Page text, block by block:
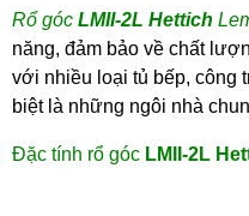
Rổ góc LMII-2L Hettich
năng, đảm bảo về chất
với nhiều loại tủ bếp, công
biệt là những ngôi nhà
Đặc tính rổ góc LMII-2L